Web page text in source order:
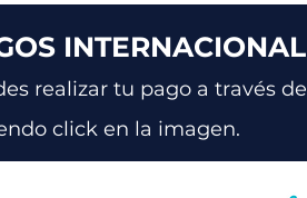
realizar tu pago a través
click en la imagen.